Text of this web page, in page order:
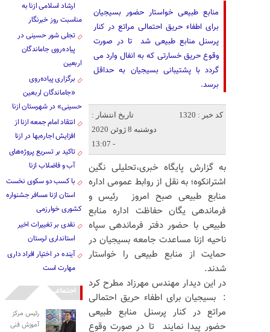
‌منابع طبیعی خواستار حضور بسیجیان
برای اطفاء حریق احتمالی مراتع در کنار
پرسنل منابع طبیعی شد تا در صورت
وقوع حریق خسارتی که به انفال وارد می
گردد با پشتیبانی بسیجیان به حداقل
برسد‌.
کد خبر : 1320
تاریخ انتشار :
دوشنبه 8 ژوئن 2020
- 13:07
به گزارش پایگاه خبری،تحلیلی نگین
اشترانکوه؛ به نقل از روابط عمومی اداره
منابع طبیعی صبح امروز رئیس و
فرماندهی یگان حفاظت اداره منابع
طبیعی با حضور دفتر فرماندهی سپاه
ناحیه ازنا مساعدت جامعه بسیجیان در
حمایت از منابع طبیعی را خواستار
شدند.
در این دیدار مهندس مهرزاد مطرح کرد
: بسیجیان برای اطفاء حریق احتمالی
مراتع در کنار پرسنل منابع طبیعی
حضور پیدا نمایند تا در صورت وقوع
ارشاد اسلامی ازنا به
مناسبت روز خبرنگار
تجلی شور حسینی در
پیاده‌روی جاماندگان
اربعین
برگزاری پیاده‌روی
«جاماندگان اربعین
حسینی» در شهرستان ازنا
انتقاد امام جمعه ازنا از
افزایش اجاره‌بها در ازنا
تاکید بر تسریع پروژه‌های
آب و فاضلاب ازنا
با کسب دو سکوی نخست
استان ازنا مسافر جشنواره
کشوری خوارزمی
نقدی بر تغییرات اخیر
استانداری لرستان
آینده در اختیار افراد داری
مهارت است
اجتماعی
رئیس مرکز
آموزش فنی